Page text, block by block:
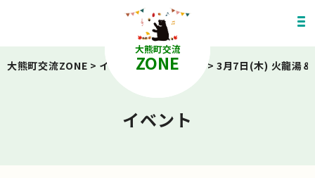
大熊町交流
ZONE
大熊町交流ZONE > イベント>ほっと大熊 > 3月7日(木) 火龍湯
イベント